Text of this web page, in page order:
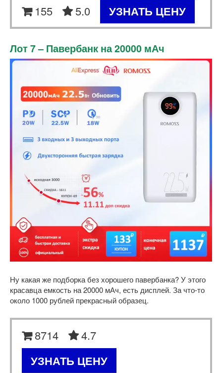
155 5.0 УЗНАТЬ ЦЕНУ
Лот 7 – Павербанк на 20000 мАч
Ну какая же подборка без хорошего павербанка? У этого
красавца емкость на 20000 мАч, есть дисплей. За что-то
около 1000 рублей прекрасный образец.
8714 4.7
УЗНАТЬ ЦЕНУ